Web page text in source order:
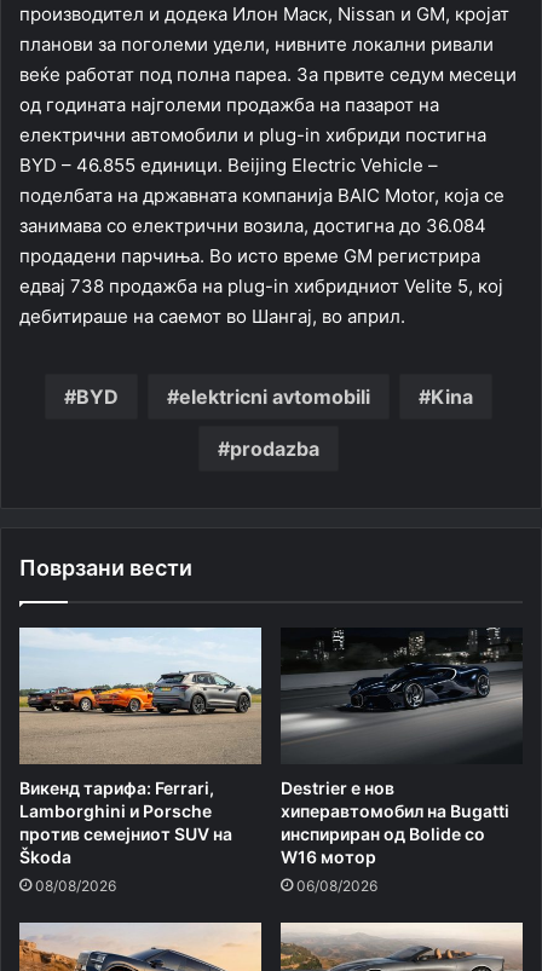
производител и додека Илон Маск, Nissan и GM, кројат
планови за поголеми удели, нивните локални ривали
веќе работат под полна пареа. За првите седум месеци
од годината најголеми продажба на пазарот на
електрични автомобили и plug-in хибриди постигна
BYD – 46.855 единици. Beijing Electric Vehicle –
поделбата на државната компанија BAIC Motor, која се
занимава со електрични возила, достигна до 36.084
продадени парчиња. Во исто време GM регистрира
едвај 738 продажба на plug-in хибридниот Velite 5, кој
дебитираше на саемот во Шангај, во април.
BYD elektricni avtomobili Kina
prodazba
Поврзани вести
Викенд тарифа: Ferrari,
Lamborghini и Porsche
против семејниот SUV на
Škoda
08/08/2026
Destrier е нов
хиперавтомобил на Bugatti
инспириран од Bolide со
W16 мотор
06/08/2026